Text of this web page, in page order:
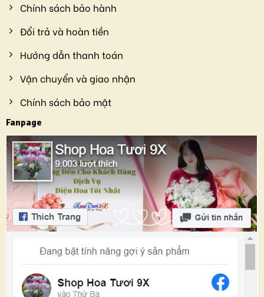
Chính sách bảo hành
Đổi trả và hoàn tiền
Hướng dẫn thanh toán
Vận chuyển và giao nhận
Chính sách bảo mật
Fanpage